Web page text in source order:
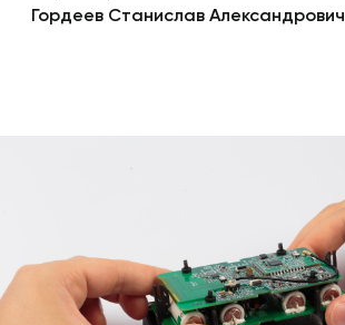
Гордеев Станислав Александрович